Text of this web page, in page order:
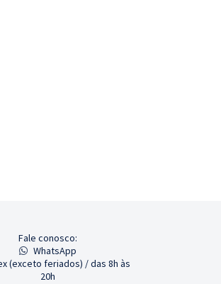
Fale conosco:
WhatsApp
(exceto feriados) / das 8h às
20h